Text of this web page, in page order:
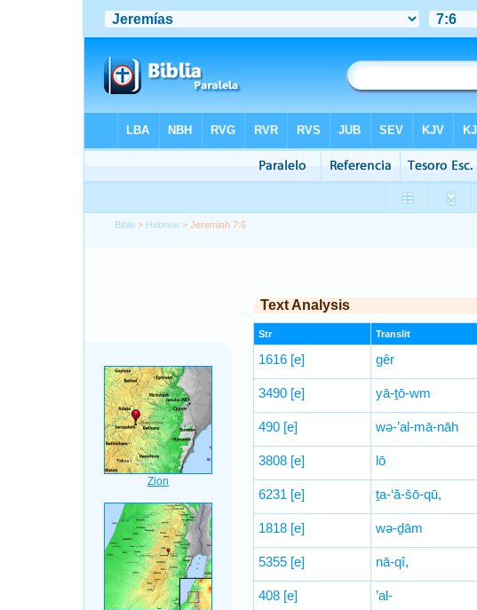
Bible > Hebrew > Jeremiah 7:6
Text Analysis
Str Translit
1616 [e] gêr
3490 [e] yā-ṯō-wm
490 [e] wə-’al-mā-nāh
3808 [e] lō
6231 [e] ṯa-‘ă-šō-qū,
1818 [e] wə-ḏām
5355 [e] nā-qî,
408 [e] ’al-